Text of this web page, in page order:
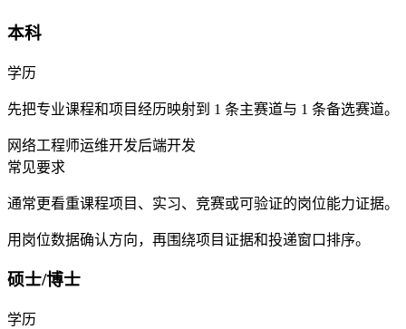
本科
学历
先把专业课程和项目经历映射到 1 条主赛道与 1 条备选赛道。
网络工程师运维开发后端开发
常见要求
通常更看重课程项目、实习、竞赛或可验证的岗位能力证据。
用岗位数据确认方向，再围绕项目证据和投递窗口排序。
硕士/博士
学历